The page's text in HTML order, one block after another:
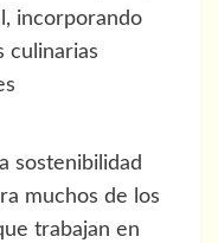
incorporando
culinarias
sostenibilidad
muchos de los
trabajan en